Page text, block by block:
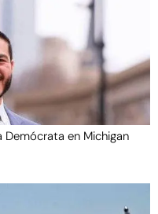
Demócrata en Michigan